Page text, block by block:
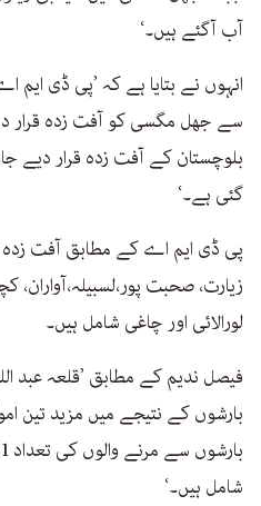
آب آگئے ہیں۔‘
انہوں نے بتایا ہے کہ ’پی ڈی
سے جھل مگسی کو آفت زدہ قرار
گئی ہے۔‘
پی ڈی ایم اے کے مطابق آفت زدہ
زیارت، صحبت پور،لسبیلہ،آواران،
لورالائی اور چاغی شامل ہیں۔
فیصل ندیم کے مطابق ’قلعہ عبد
بارشوں کے نتیجے میں مزید تین
شامل ہیں۔‘